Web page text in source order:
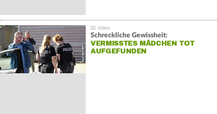
Schreckliche Gewissheit:
VERMISSTES MÄDCHEN TOT
AUFGEFUNDEN